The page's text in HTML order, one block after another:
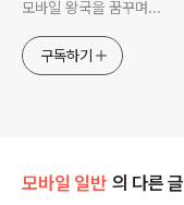
모바일 왕국을 꿈꾸며...
구독하기
모바일 일반 의 다른 글